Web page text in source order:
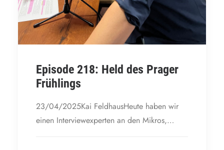
Episode 218: Held des Prager
Frühlings
23/04/2025Kai FeldhausHeute haben wir
einen Interviewexperten an den Mikros,…